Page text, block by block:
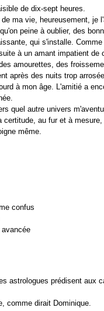
de dix-sept heures.
ma vie, heureusement, je
peine à oublier, des
qui s'installe.
à un amant impatient de
amourettes, des
après des nuits trop
à mon âge. L'amitié a
quel autre univers
certitude, au fur et à mesure,
même.
confus
astrologues prédisent aux
comme dirait Dominique.